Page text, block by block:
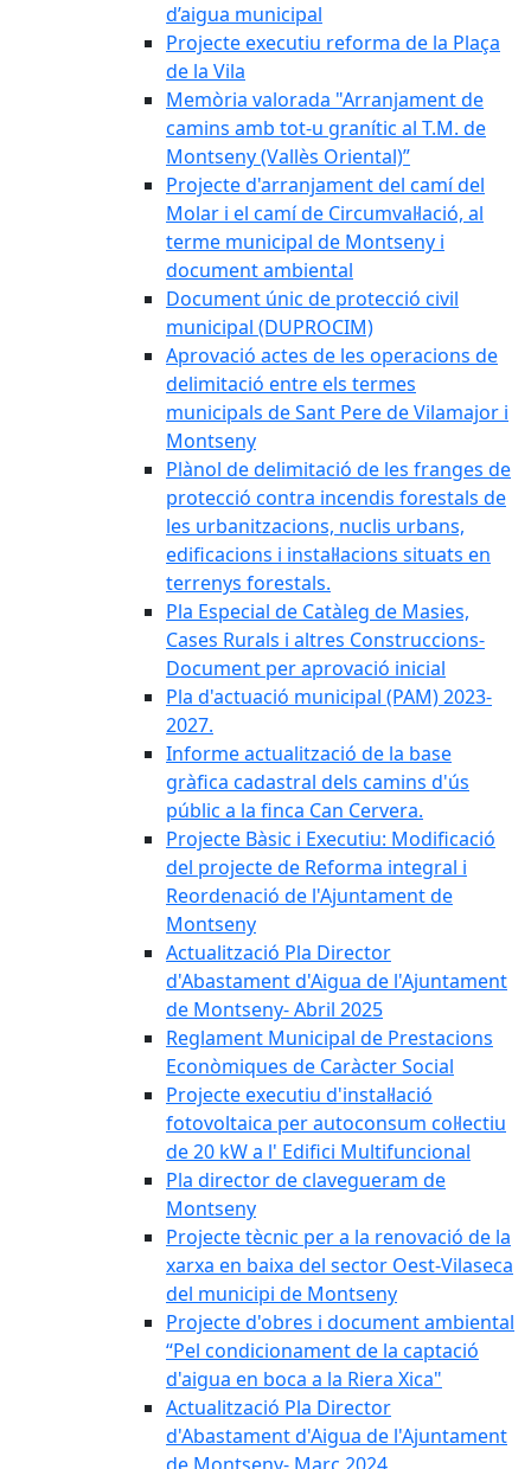
d’aigua municipal
Projecte executiu reforma de la Plaça
de la Vila
Memòria valorada "Arranjament de
camins amb tot-u granític al T.M. de
Montseny (Vallès Oriental)”
Projecte d'arranjament del camí del
Molar i el camí de Circumval·lació, al
terme municipal de Montseny i
document ambiental
Document únic de protecció civil
municipal (DUPROCIM)
Aprovació actes de les operacions de
delimitació entre els termes
municipals de Sant Pere de Vilamajor i
Montseny
Plànol de delimitació de les franges de
protecció contra incendis forestals de
les urbanitzacions, nuclis urbans,
edificacions i instal·lacions situats en
terrenys forestals.
Pla Especial de Catàleg de Masies,
Cases Rurals i altres Construccions-
Document per aprovació inicial
Pla d'actuació municipal (PAM) 2023-
2027.
Informe actualització de la base
gràfica cadastral dels camins d'ús
públic a la finca Can Cervera.
Projecte Bàsic i Executiu: Modificació
del projecte de Reforma integral i
Reordenació de l'Ajuntament de
Montseny
Actualització Pla Director
d'Abastament d'Aigua de l'Ajuntament
de Montseny- Abril 2025
Reglament Municipal de Prestacions
Econòmiques de Caràcter Social
Projecte executiu d'instal·lació
fotovoltaica per autoconsum col·lectiu
de 20 kW a l' Edifici Multifuncional
Pla director de clavegueram de
Montseny
Projecte tècnic per a la renovació de la
xarxa en baixa del sector Oest-Vilaseca
del municipi de Montseny
Projecte d'obres i document ambiental
“Pel condicionament de la captació
d'aigua en boca a la Riera Xica"
Actualització Pla Director
d'Abastament d'Aigua de l'Ajuntament